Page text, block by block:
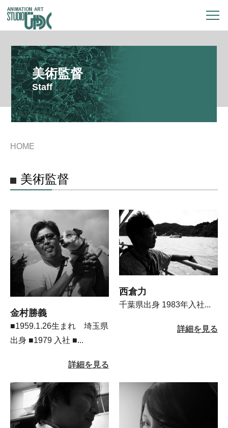
美術監督
Staff
HOME
美術監督
金村勝義
■1959.1.26生まれ 埼玉県
出身 ■1979 入社 ■...
詳細を見る
西倉力
千葉県出身 1983年入社...
詳細を見る